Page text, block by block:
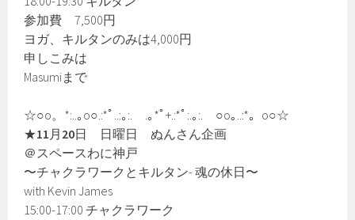
参加費 7,500円
ヨガ、キルタンのみは4,000円
申しこみは
Masumiまで
☆○o。*:..｡o○.:*ﾟ..:｡:. .｡*ﾟ+.:*ﾟ:.｡:. ○o｡..:*。o○☆
★11月 20日 日曜日 ぬんさん企画
＠スペースわに神戸
〜チャクラワークとキルタン- 魂の休日〜
with Kevin James
15:00-17:00 チャクラワーク